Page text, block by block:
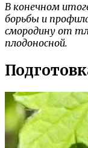
В конечном
борьбы и
смородину от
плодоносной.